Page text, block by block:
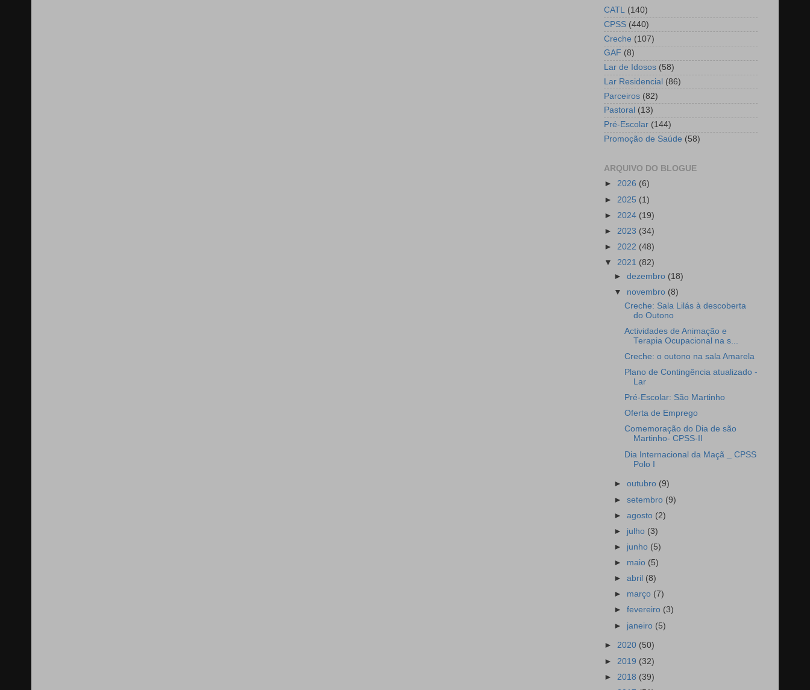
CATL (140)
CPSS (440)
Creche (107)
GAF (8)
Lar de Idosos (58)
Lar Residencial (86)
Parceiros (82)
Pastoral (13)
Pré-Escolar (144)
Promoção de Saúde (58)
ARQUIVO DO BLOGUE
► 2026 (6)
► 2025 (1)
► 2024 (19)
► 2023 (34)
► 2022 (48)
▼ 2021 (82)
►dezembro (18)
▼ novembro (8)
Creche: Sala Lilás à descoberta
do Outono
Actividades de Animação e
Terapia Ocupacional na s...
Creche: o outono na sala Amarela
Plano de Contingência atualizado -
Lar
Pré-Escolar: São Martinho
Oferta de Emprego
Comemoração do Dia de são
Martinho- CPSS-II
Dia Internacional da Maçã _ CPSS
Polo I
►outubro (9)
►setembro (9)
►agosto (2)
► julho (3)
► junho (5)
► maio (5)
►abril (8)
► março (7)
►fevereiro (3)
► janeiro (5)
► 2020 (50)
► 2019 (32)
► 2018 (39)